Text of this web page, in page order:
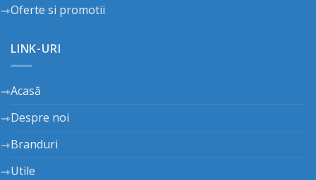
Oferte si promotii
LINK-URI
Acasă
Despre noi
Branduri
Utile